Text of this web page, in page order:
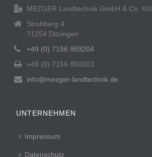
MEZGER Landtechnik GmbH & Co. KG
Strohberg 4
71254 Ditzingen
+49 (0) 7156 959204
+49 (0) 7156 959203
info@mezger-landtechnik.de
UNTERNEHMEN
Impressum
Datenschutz